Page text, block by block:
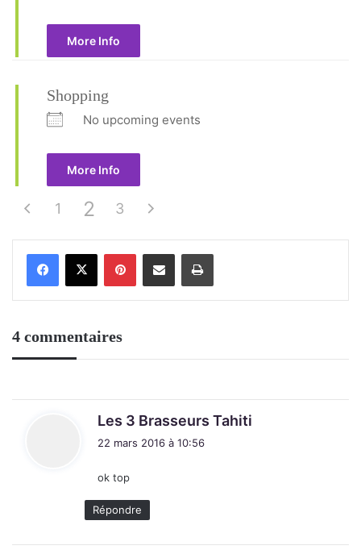
More Info
Shopping
No upcoming events
More Info
1 2 3
4 commentaires
Les 3 Brasseurs Tahiti
22 mars 2016 à 10:56
ok top
Répondre